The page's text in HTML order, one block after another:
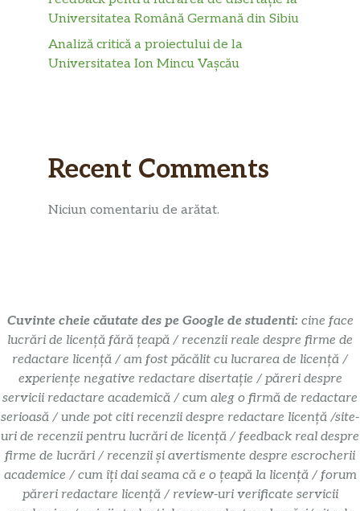
Universitatea Română Germană din Sibiu
Analiză critică a proiectului de la
Universitatea Ion Mincu Vașcău
Recent Comments
Niciun comentariu de arătat.
Cuvinte cheie căutate des pe Google de studenti: cine face
lucrări de licență fără țeapă / recenzii reale despre firme de
redactare licență / am fost păcălit cu lucrarea de licență /
experiențe negative redactare disertație / păreri despre
servicii redactare academică / cum aleg o firmă de redactare
serioasă / unde pot citi recenzii despre redactare licență /site-
uri de recenzii pentru lucrări de licență / feedback real despre
firme de lucrări / recenzii și avertismente despre escrocherii
academice / cum îți dai seama că e o țeapă la licență / forum
păreri redactare licență / review-uri verificate servicii